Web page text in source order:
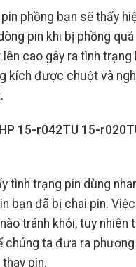
phồng bạn sẽ thấy
pin khi bị phồng
cao gây ra tình trạng
kích được chuột và
15-r042TU 15-
tình trạng pin dùng
bạn đã bị chai pin.
tránh khỏi, tuy
chúng ta đưa ra phương
pin.